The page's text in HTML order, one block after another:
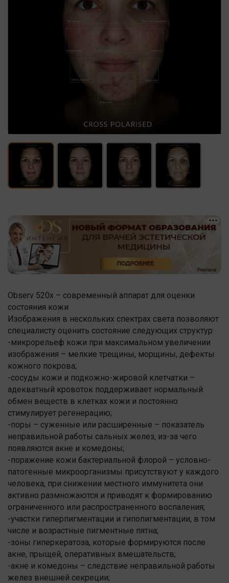
Observ 520х – современный аппарат для оценки
состояния кожи
Изображения в нескольких спектрах света позволяют
специалисту оценить состояние следующих структур:
-микрорельеф кожи при максимальном увеличении
изображения – мелкие трещины, морщины, дефекты
кожного покрова;
-сосуды кожи и подкожно-жировой клетчатки –
адекватный кровоток поддерживает нормальный
обмен веществ в клетках кожи и постоянно
стимулирует регенерацию;
-поры – суженные или расширенные – показатель
неправильной работы сальных желез, из-за чего
появляются акне и комедоны;
-поражение кожи бактериальной флорой – условно-
патогенные микроорганизмы присутствуют у каждого
человека, при снижении местного иммунитета они
активно размножаются и приводят к формированию
ограниченного или распространенного воспаления;
-участки гиперпигментации и гипопигментации, в том
числе и возрастные пигментные пятна;
-зоны гиперкератоза, которые формируются после
акне, прыщей, оперативных вмешательств;
-акне и комедоны – следствие неправильной работы
желез внешней секреции;